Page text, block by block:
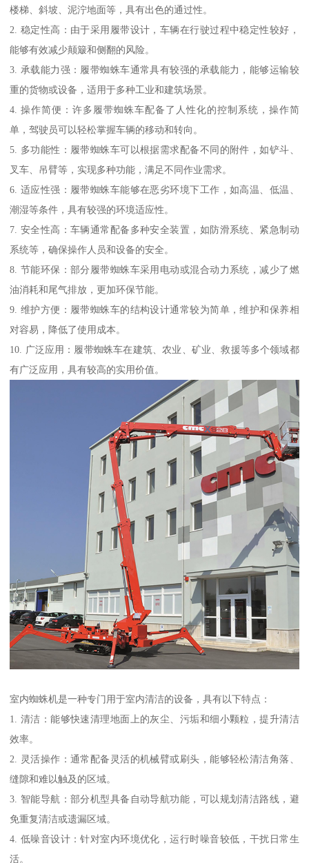
楼梯、斜坡、泥泞地面等，具有出色的通过性。
2. 稳定性高：由于采用履带设计，车辆在行驶过程中稳定性较好，
能够有效减少颠簸和侧翻的风险。
3. 承载能力强：履带蜘蛛车通常具有较强的承载能力，能够运输较
重的货物或设备，适用于多种工业和建筑场景。
4. 操作简便：许多履带蜘蛛车配备了人性化的控制系统，操作简
单，驾驶员可以轻松掌握车辆的移动和转向。
5. 多功能性：履带蜘蛛车可以根据需求配备不同的附件，如铲斗、
叉车、吊臂等，实现多种功能，满足不同作业需求。
6. 适应性强：履带蜘蛛车能够在恶劣环境下工作，如高温、低温、
潮湿等条件，具有较强的环境适应性。
7. 安全性高：车辆通常配备多种安全装置，如防滑系统、紧急制动
系统等，确保操作人员和设备的安全。
8. 节能环保：部分履带蜘蛛车采用电动或混合动力系统，减少了燃
油消耗和尾气排放，更加环保节能。
9. 维护方便：履带蜘蛛车的结构设计通常较为简单，维护和保养相
对容易，降低了使用成本。
10. 广泛应用：履带蜘蛛车在建筑、农业、矿业、救援等多个领域都
有广泛应用，具有较高的实用价值。
室内蜘蛛机是一种专门用于室内清洁的设备，具有以下特点：
1. 清洁：能够快速清理地面上的灰尘、污垢和细小颗粒，提升清洁
效率。
2. 灵活操作：通常配备灵活的机械臂或刷头，能够轻松清洁角落、
缝隙和难以触及的区域。
3. 智能导航：部分机型具备自动导航功能，可以规划清洁路线，避
免重复清洁或遗漏区域。
4. 低噪音设计：针对室内环境优化，运行时噪音较低，干扰日常生
活。